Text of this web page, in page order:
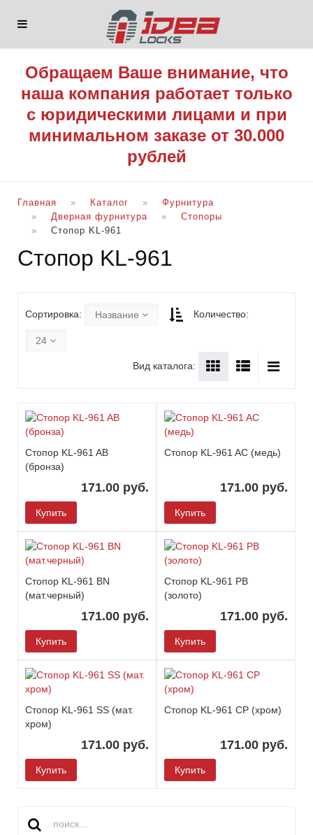
Обращаем Ваше внимание, что
наша компания работает только
с юридическими лицами и при
минимальном заказе от 30.000
рублей
Главная Каталог
Фурнитура
Дверная фурнитура
Стопоры
Стопор KL-961
Стопор KL-961
Сортировка: Название Количество:
24
Вид каталога:
Стопор KL-961 AB
(бронза)
171.00 руб.
Купить
Стопор KL-961 AC (медь)
171.00 руб.
Купить
Стопор KL-961 BN
(мат.черный)
171.00 руб.
Купить
Стопор KL-961 PB
(золото)
171.00 руб.
Купить
Стопор KL-961 SS (мат.
хром)
171.00 руб.
Купить
Стопор KL-961 СP (хром)
171.00 руб.
Купить